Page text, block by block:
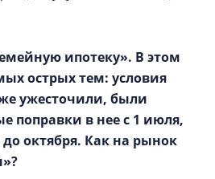
ипотеку». В этом
острых тем: условия
ужесточили, были
поправки в нее с 1 июля,
октября. Как на рынок